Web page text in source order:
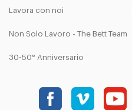
Lavora con noi
Non Solo Lavoro - The Bett Team
30-50° Anniversario